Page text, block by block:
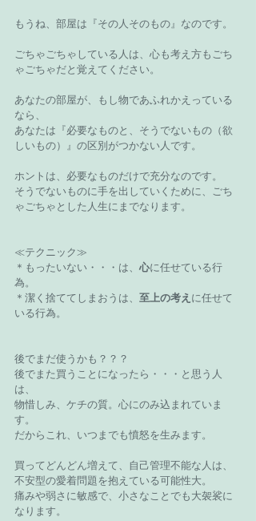
もうね、部屋は『その人そのもの』なのです。
ごちゃごちゃしている人は、心も考え方もごち
ゃごちゃだと覚えてください。
あなたの部屋が、もし物であふれかえっている
なら、
あなたは『必要なものと、そうでないもの（欲
しいもの）』の区別がつかない人です。
ホントは、必要なものだけで充分なのです。
そうでないものに手を出していくために、ごち
ゃごちゃとした人生にまでなります。
≪テクニック≫
＊もったいない・・・は、 心に任せている行
為。
＊潔く捨ててしまおうは、 至上の考え に任せて
いる行為。
後でまだ使うかも？？？
後でまた買うことになったら・・・と思う人
は、
物惜しみ、ケチの質。心にのみ込まれていま
す。
だからこれ、いつまでも憤怒を生みます。
買ってどんどん増えて、自己管理不能な人は、
不安型の愛着問題を抱えている可能性大。
痛みや弱さに敏感で、小さなことでも大袈裟に
なります。